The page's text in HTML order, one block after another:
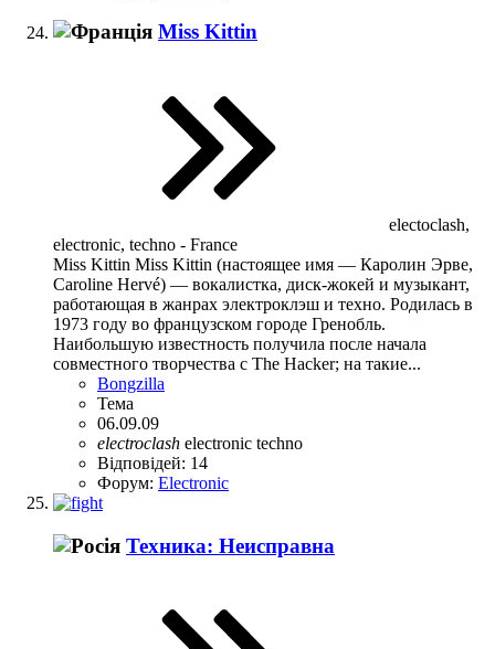
Miss Kittin
electoclash,
electronic, techno - France
Miss Kittin Miss Kittin (настоящее имя — Каролин Эрве,
Caroline Hervé) — вокалистка, диск-жокей и музыкант,
работающая в жанрах электроклэш и техно. Родилась в
1973 году во французском городе Гренобль.
Наибольшую известность получила после начала
совместного творчества с The Hacker; на такие...
Bongzilla
Тема
06.09.09
electroclash electronic techno
Відповідей: 14
Форум: Electronic
Техника: Неисправна